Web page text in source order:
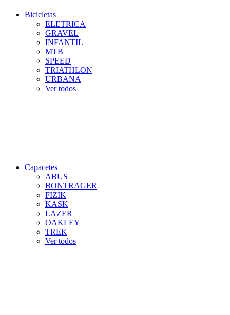
Bicicletas
ELETRICA
GRAVEL
INFANTIL
MTB
SPEED
TRIATHLON
URBANA
Ver todos
Capacetes
ABUS
BONTRAGER
FIZIK
KASK
LAZER
OAKLEY
TREK
Ver todos